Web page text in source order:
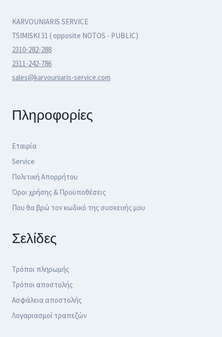
KARVOUNIARIS SERVICE
TSIMISKI 31 ( opposite NOTOS - PUBLIC)
2310-282-288
2311-242-786
sales@karvouniaris-service.com
Πληροφορίες
Εταιρία
Service
Πολιτική Απορρήτου
Όροι χρήσης & Προϋποθέσεις
Που θα βρώ τον κωδικό της συσκευής μου
Σελίδες
Τρόποι πληρωμής
Τρόποι αποστολής
Ασφάλεια αποστολής
Λογαριασμοί τραπεζών